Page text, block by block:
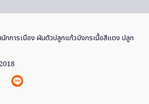
กการเมือง ผันตัวปลูกแก้วมังกรเนื้อสีแดง ปลูก